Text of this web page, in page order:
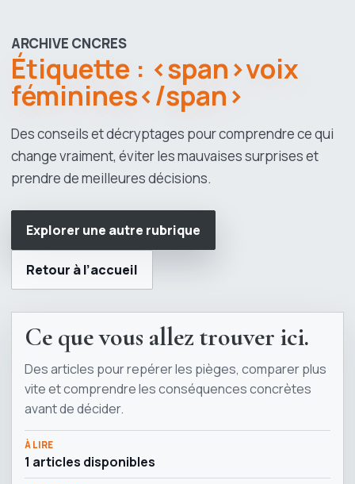
ARCHIVE CNCRES
Étiquette : <span>voix
féminines</span>
Des conseils et décryptages pour comprendre ce qui
change vraiment, éviter les mauvaises surprises et
prendre de meilleures décisions.
Explorer une autre rubrique
Retour à l’accueil
Ce que vous allez trouver ici.
Des articles pour repérer les pièges, comparer plus
vite et comprendre les conséquences concrètes
avant de décider.
À LIRE
1 articles disponibles